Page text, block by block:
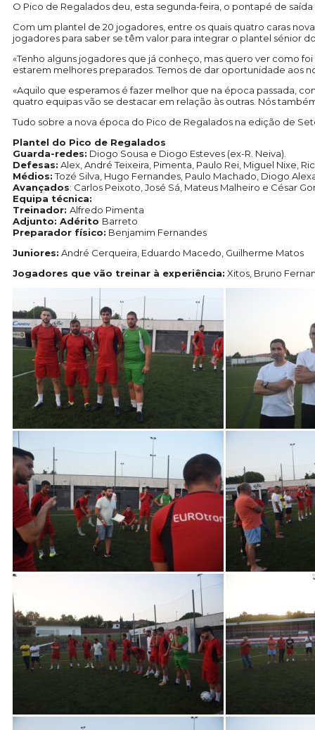
O Pico de Regalados deu, esta segunda-feira, o pontapé de
Com um plantel de 20 jogadores, entre os quais quatro caras
jogadores para saber se têm valor para integrar o plantel sénior
«Tenho alguns jogadores que já conheço, mas quero ver como
estarem melhores preparados. Temos de dar oportunidade aos
«Aquilo que esperamos é fazer melhor que na época passada,
quatro equipas vão se destacar em relação às outras. Nós
Tudo sobre a nova época do Pico de Regalados na edição de
Plantel do Pico de Regalados
Guarda-redes: Diogo Sousa e Diogo Esteves (ex-R. Neiva).
Defesas: Alex, André Teixeira, Pimenta, Paulo Rei, Miguel Nixe,
Médios:Tozé Silva, Hugo Fernandes, Paulo Machado, Diogo
Avançados: Carlos Peixoto, José Sá, Mateus Malheiro e César
Equipa técnica:
Treinador: Alfredo Pimenta
Adjunto: Adérito Barreto
Preparador físico: Benjamim Fernandes
Juniores: André Cerqueira, Eduardo Macedo, Guilherme Matos
Jogadores que vão treinar à experiência: Xitos, Bruno